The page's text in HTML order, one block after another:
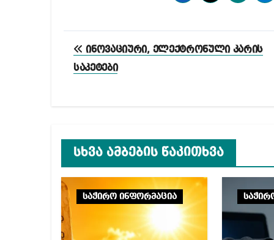
პოსტის
ნავიგაცია
ინოვაციური, ელექტრონული კარის
საკეტები
სხვა ამბების წაკითხვა
საჭირო ინფორმაცია